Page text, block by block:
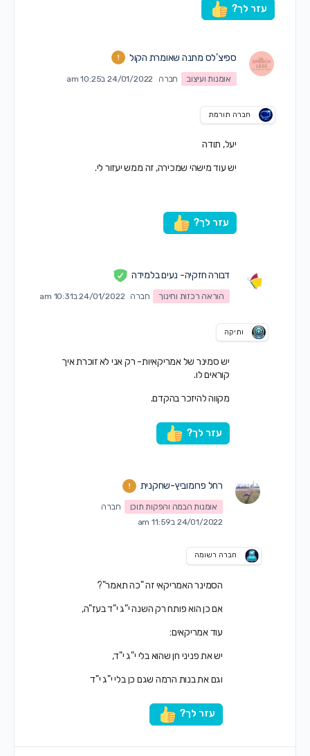
עזר לך?
ספיצ’לס מתנה שאומרת הקול
אומנות ועיצוב חברה 24/01/2022 ב10:25 am
חברה תורמת
יעל, תודה
יש עוד מישהי שמכירה, זה ממש יעזור לי.
עזר לך?
דבורה חזקיה- נעים בלמידה
הוראה רכזות וחינוך חברה 24/01/2022 ב10:31 am
ותיקה
יש סמינר של אמריקאיות- רק אני לא זוכרת איך
קוראים לו.
מקווה להיזכר בהקדם.
עזר לך?
רחל פרומוביץ-שחקנית
אומנות הבמה והפקות תוכן
חברה
24/01/2022 ב11:59 am
חברה רשומה
הסמינר האמריקאי זה "כה תאמר"?
אם כן הוא פותח רק השנה י"ג י"ד בעז"ה,
עוד אמריקאים:
יש את פניני חן שהוא בלי י"ג י"ד,
וגם את בנות הרמה שגם כן בלי י"ג י"ד
עזר לך?